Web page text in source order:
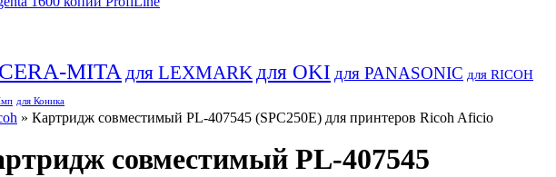
MITA для LEXMARK для OKI для PANASONIC для RICOH
для Коника
» Картридж совместимый PL-407545 (SPC250E) для принтеров Ricoh Aficio
совместимый PL-407545